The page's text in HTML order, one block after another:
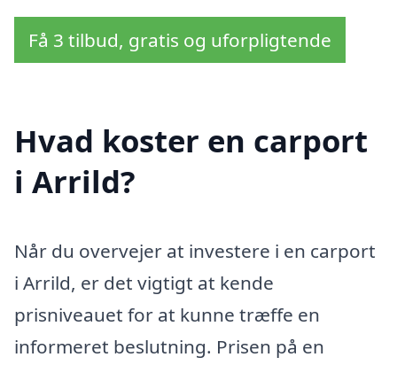
Få 3 tilbud, gratis og uforpligtende
Hvad koster en carport
i Arrild?
Når du overvejer at investere i en carport
i Arrild, er det vigtigt at kende
prisniveauet for at kunne træffe en
informeret beslutning. Prisen på en